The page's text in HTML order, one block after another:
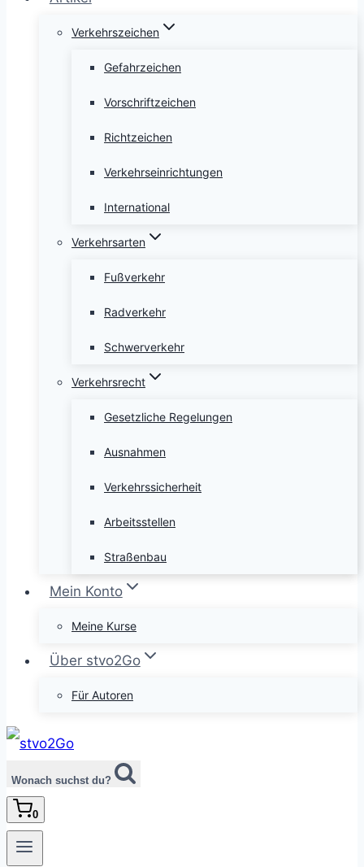
Verkehrszeichen
Gefahrzeichen
Vorschriftzeichen
Richtzeichen
Verkehrseinrichtungen
International
Verkehrsarten
Fußverkehr
Radverkehr
Schwerverkehr
Verkehrsrecht
Gesetzliche Regelungen
Ausnahmen
Verkehrssicherheit
Arbeitsstellen
Straßenbau
Mein Konto
Meine Kurse
Über stvo2Go
Für Autoren
Wonach suchst du?
0